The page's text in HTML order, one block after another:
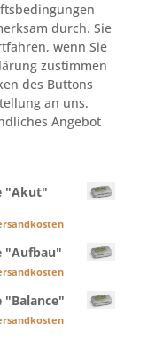
durch. Sie
wenn Sie
zustimmen
des Buttons
an uns.
Angebot
"Akut"
"Aufbau"
"Balance"